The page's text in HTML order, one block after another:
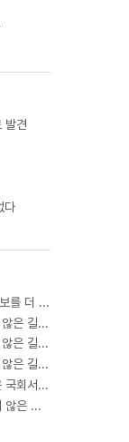
발견
다
[여론조사④][한걸음더]광주전남 지역민들은 어떤 후보를 더 선호할까.. 변수는?
[한걸음더]전남광주통합특별시 출범 기획 보도 [가지 않은 길] 5편 프랑스 헌법에 새긴 '지방 분권'..전남광주 통합 성공 조건은?
[한걸음더]전남광주통합특별시 출범 기획 보도 [가지 않은 길] 4편 프랑스 지역 통합 10년 성적표
[한걸음더]전남광주통합특별시 출범 기획 보도 [가지 않은 길] 3편 프랑스 통합 10년 지났지만..."우린 여전히 알자스인"
[한걸음더] 헬스장 '먹튀' 잇따르고 있지만 …방지법은 국회서 낮잠
[한걸음더] 전남광주통합특별시 출범 기획 보도 [가지 않은 길] 2편 지방이 주도한 투자..'유럽 상위 5개 지역' 도약 비결은?